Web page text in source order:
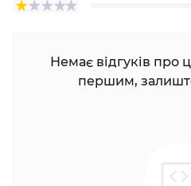
Немає відгуків про
першим,